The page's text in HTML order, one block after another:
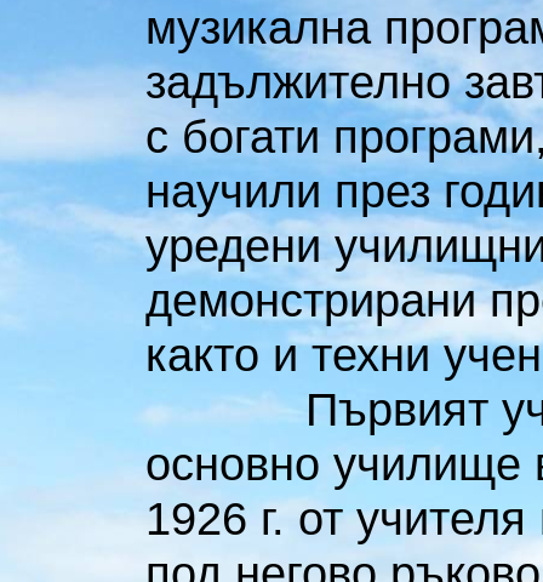
музикална
задължително
с богати
научили през
уредени
демонстрирани
както и техни
Първият
основно училище
1926 г. от